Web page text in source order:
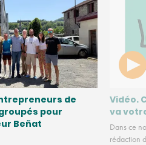
de
pour
Beñat
Vidéo.
va
Dans ce
rédaction